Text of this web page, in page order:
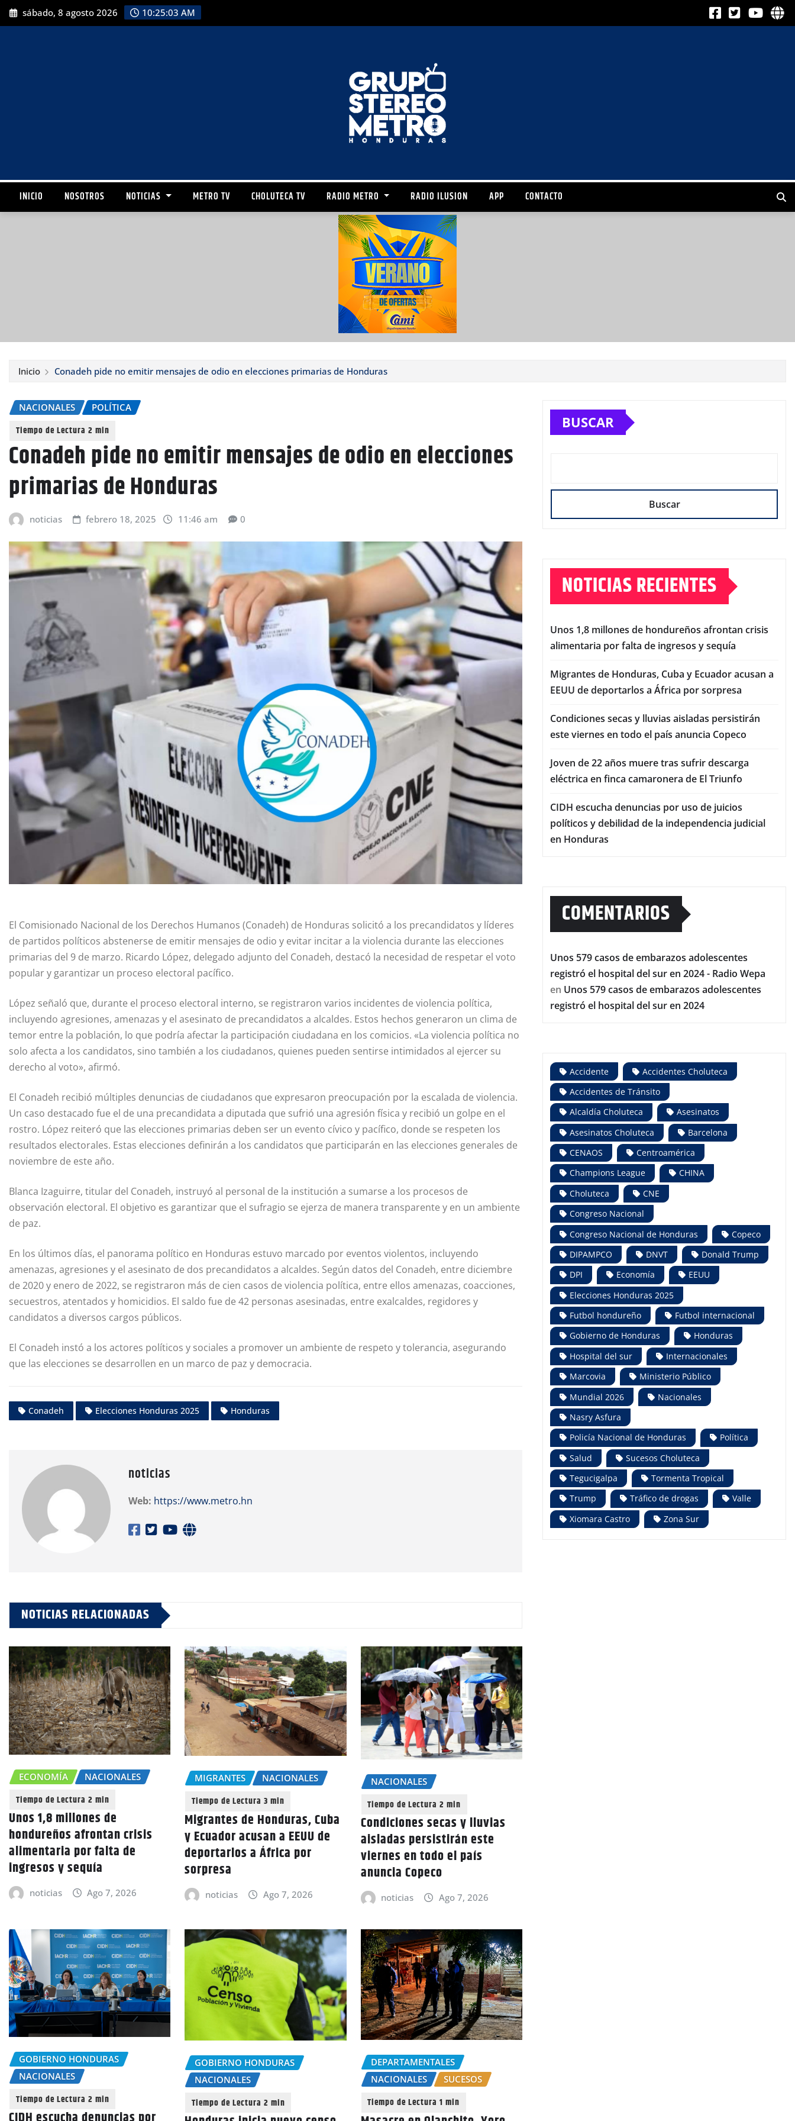
sábado, 8 agosto 2026 10:25:05 AM
INICIO NOSOTROS NOTICIAS METRO TV CHOLUTECA TV RADIO METRO RADIO ILUSION APP CONTACTO
Inicio Conadeh pide no emitir mensajes de odio en elecciones primarias de Honduras
NACIONALES POLÍTICA
Conadeh pide no emitir mensajes de odio en elecciones
primarias de Honduras
noticias febrero 18, 2025 11:46 am 0
El Comisionado Nacional de los Derechos Humanos (Conadeh) de Honduras solicitó a los precandidatos y líderes
de partidos políticos abstenerse de emitir mensajes de odio y evitar incitar a la violencia durante las elecciones
primarias del 9 de marzo. Ricardo López, delegado adjunto del Conadeh, destacó la necesidad de respetar el voto
popular y garantizar un proceso electoral pacífico.
López señaló que, durante el proceso electoral interno, se registraron varios incidentes de violencia política,
incluyendo agresiones, amenazas y el asesinato de precandidatos a alcaldes. Estos hechos generaron un clima de
temor entre la población, lo que podría afectar la participación ciudadana en los comicios. «La violencia política no
solo afecta a los candidatos, sino también a los ciudadanos, quienes pueden sentirse intimidados al ejercer su
derecho al voto», afirmó.
El Conadeh recibió múltiples denuncias de ciudadanos que expresaron preocupación por la escalada de violencia.
Un caso destacado fue el de una precandidata a diputada que sufrió una agresión física y recibió un golpe en el
rostro. López reiteró que las elecciones primarias deben ser un evento cívico y pacífico, donde se respeten los
resultados electorales. Estas elecciones definirán a los candidatos que participarán en las elecciones generales de
noviembre de este año.
Blanca Izaguirre, titular del Conadeh, instruyó al personal de la institución a sumarse a los procesos de
observación electoral. El objetivo es garantizar que el sufragio se ejerza de manera transparente y en un ambiente
de paz.
En los últimos días, el panorama político en Honduras estuvo marcado por eventos violentos, incluyendo
amenazas, agresiones y el asesinato de dos precandidatos a alcaldes. Según datos del Conadeh, entre diciembre
de 2020 y enero de 2022, se registraron más de cien casos de violencia política, entre ellos amenazas, coacciones,
secuestros, atentados y homicidios. El saldo fue de 42 personas asesinadas, entre exalcaldes, regidores y
candidatos a diversos cargos públicos.
El Conadeh instó a los actores políticos y sociales a promover un ambiente de respeto y tolerancia, asegurando
que las elecciones se desarrollen en un marco de paz y democracia.
Conadeh Elecciones Honduras 2025 Honduras
noticias
Web: https://www.metro.hn
NOTICIAS RELACIONADAS
ECONOMÍA NACIONALES
Unos 1,8 millones de
hondureños afrontan crisis
alimentaria por falta de
ingresos y sequía
noticias Ago 7, 2026
MIGRANTES NACIONALES
Migrantes de Honduras, Cuba
y Ecuador acusan a EEUU de
deportarlos a África por
sorpresa
noticias Ago 7, 2026
NACIONALES
Condiciones secas y lluvias
aisladas persistirán este
viernes en todo el país
anuncia Copeco
noticias Ago 7, 2026
GOBIERNO HONDURAS
NACIONALES
GOBIERNO HONDURAS
NACIONALES
DEPARTAMENTALES
NACIONALES
SUCESOS
BUSCAR
Buscar
NOTICIAS RECIENTES
Unos 1,8 millones de hondureños afrontan crisis
alimentaria por falta de ingresos y sequía
Migrantes de Honduras, Cuba y Ecuador acusan a
EEUU de deportarlos a África por sorpresa
Condiciones secas y lluvias aisladas persistirán
este viernes en todo el país anuncia Copeco
Joven de 22 años muere tras sufrir descarga
eléctrica en finca camaronera de El Triunfo
CIDH escucha denuncias por uso de juicios
políticos y debilidad de la independencia judicial
en Honduras
COMENTARIOS
Unos 579 casos de embarazos adolescentes
registró el hospital del sur en 2024 - Radio Wepa
en Unos 579 casos de embarazos adolescentes
registró el hospital del sur en 2024
Accidente
Accidentes Choluteca
Accidentes de Tránsito
Alcaldía Choluteca
Asesinatos
Asesinatos Choluteca
Barcelona
CENAOS
Centroamérica
Champions League
CHINA
Choluteca
CNE
Congreso Nacional
Congreso Nacional de Honduras
Copeco
DIPAMPCO
DNVT
Donald Trump
DPI
Economía
EEUU
Elecciones Honduras 2025
Futbol hondureño
Futbol internacional
Gobierno de Honduras
Honduras
Hospital del sur
Internacionales
Marcovia
Ministerio Público
Mundial 2026
Nacionales
Nasry Asfura
Policía Nacional de Honduras
Política
Salud
Sucesos Choluteca
Tegucigalpa
Tormenta Tropical
Trump
Tráfico de drogas
Valle
Xiomara Castro
Zona Sur